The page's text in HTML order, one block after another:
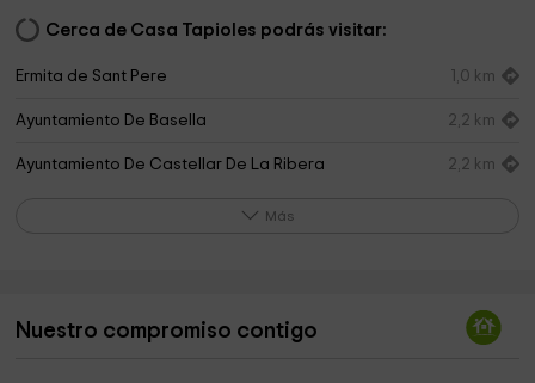
Cerca de Casa Tapioles podrás visitar:
Ermita de Sant Pere 1,0 km
Ayuntamiento De Basella 2,2 km
Ayuntamiento De Castellar De La Ribera 2,2 km
Ermita de Sant Jaume de Graell 3,3 km
Más
Nuestro compromiso contigo